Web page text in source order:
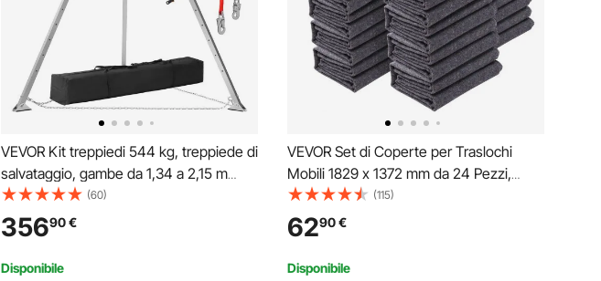
VEVOR Kit treppiedi 544 kg, treppiede di
salvataggio, gambe da 1,34 a 2,15 m
Cavo da 30 m Protezione anticaduta,
imbracatura, borsa di stoccaggio per
spazi confinati
(60)
35690€
Disponibile
VEVOR Set di Coperte per Traslochi
Mobili 1829 x 1372 mm da 24 Pezzi,
Coperture Protettive in Cotone
Resistente per Traslochi Trasporti
Proteggere Pavimenti dei Mobili
Elettrodomestici Colore Grigio
(115)
6290€
Disponibile